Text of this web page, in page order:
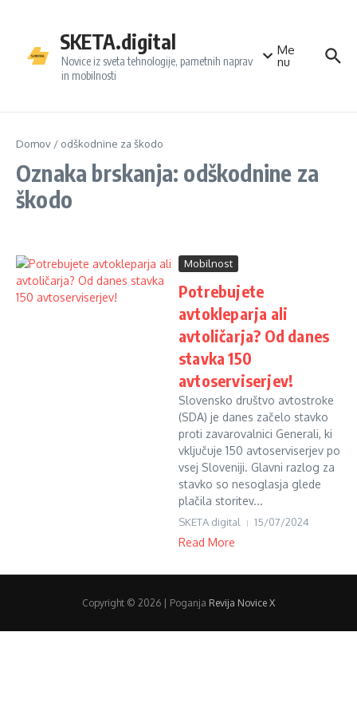
SKETA.digital
Novice iz sveta tehnologije, pametnih naprav
in mobilnosti
Me
nu
Domov / odškodnine za škodo
Oznaka brskanja: odškodnine za
škodo
Mobilnost
Potrebujete
avtokleparja ali
avtoličarja? Od danes
stavka 150
avtoserviserjev!
Slovensko društvo avtostroke
(SDA) je danes začelo stavko
proti zavarovalnici Generali, ki
vključuje 150 avtoserviserjev po
vsej Sloveniji. Glavni razlog za
stavko so nesoglasja glede
plačila storitev...
SKETA digital 15/07/2024
Read More
Copyright © 2026 | Poganja Revija Novice X